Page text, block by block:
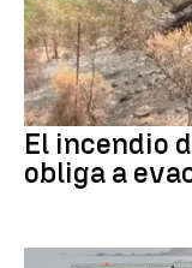
El incendio
obliga a